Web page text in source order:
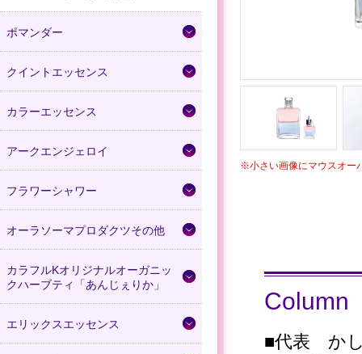
ポマンダー
クイントエッセンス
カラーエッセンス
アークエンジェロイ
フラワーシャワー
オーラソーマプロダクツその他
カラフルKオリジナルオーガニッ
クハーブティ「あんじぇりか」
エリックスエッセンス
※小さい画像にマウスオー
Column
■代表 か